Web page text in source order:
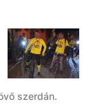
szerdán.